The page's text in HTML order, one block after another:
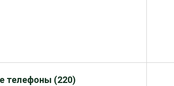
телефоны (220)